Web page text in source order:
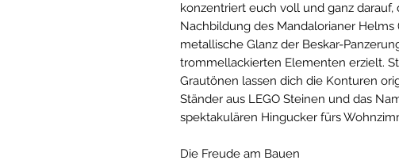
konzentriert euch voll und ganz darauf,
Nachbildung des Mandalorianer Helms
metallische Glanz der Beskar-
trommellackierten Elementen erzielt.
Grautönen lassen dich die Konturen
Ständer aus LEGO Steinen und das
spektakulären Hingucker fürs
Die Freude am Bauen